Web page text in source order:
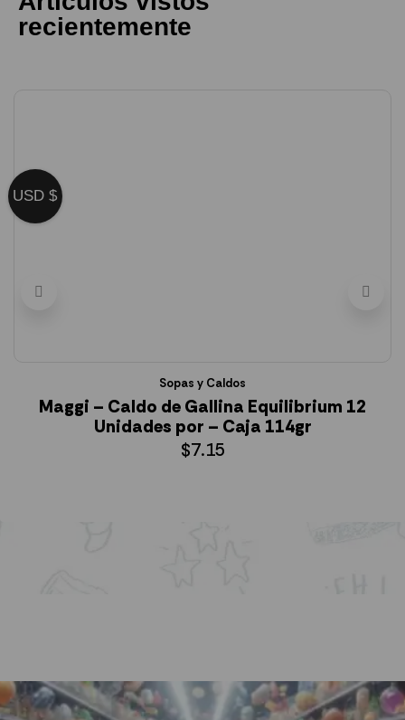
recientemente
Sopas y Caldos
Maggi – Caldo de Gallina Equilibrium 12
Unidades por – Caja 114gr
$7.15
USD $